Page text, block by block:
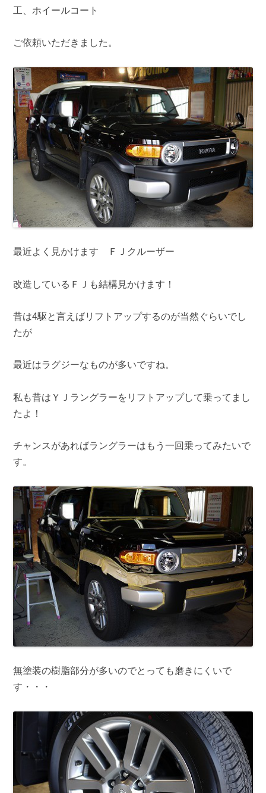
工、ホイールコート
ご依頼いただきました。
最近よく見かけます ＦＪクルーザー
改造しているＦＪも結構見かけます！
昔は4駆と言えばリフトアップするのが当然ぐらいでし
たが
最近はラグジーなものが多いですね。
私も昔はＹＪラングラーをリフトアップして乗ってまし
たよ！
チャンスがあればラングラーはもう一回乗ってみたいで
す。
無塗装の樹脂部分が多いのでとっても磨きにくいで
す・・・